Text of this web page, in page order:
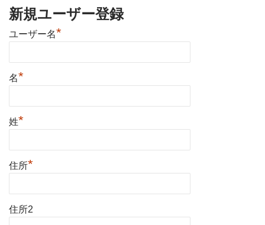
新規ユーザー登録
ユーザー名*
名*
姓*
住所*
住所2